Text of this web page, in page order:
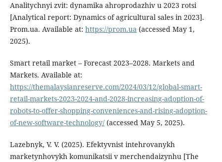
Analitychnyi zvit: dynamika ahroprodazhiv u 2023 rotsi
[Analytical report: Dynamics of agricultural sales in 2023].
Prom.ua. Available at: https://prom.ua(accessed May 1,
2025).
Smart retail market – Forecast 2023–2028. Markets and
Markets. Available at:
https://themalaysianreserve.com/2024/03/12/global-smart-
retail-markets-2023-2024-and-2028-increasing-adoption-of-
robots-to-offer-shopping-conveniences-and-rising-adoption-
of-new-software-technology/(accessed May 5, 2025).
Lazebnyk, V. V. (2025). Efektyvnist intehrovanykh
marketynhovykh komunikatsii v merchendaizynhu [The